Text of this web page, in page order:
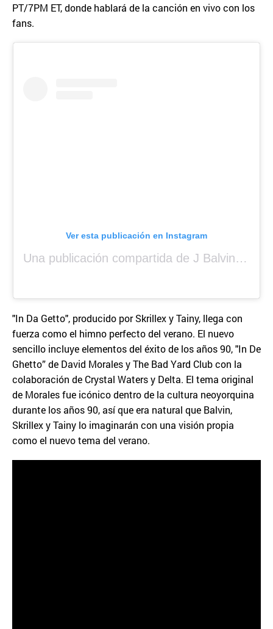
PT/7PM ET, donde hablará de la canción en vivo con los
fans.
Ver esta publicación en Instagram
Una publicación compartida de J Balvin (@jbalvin)
"In Da Getto", producido por Skrillex y Tainy, llega con
fuerza como el himno perfecto del verano. El nuevo
sencillo incluye elementos del éxito de los años 90, "In De
Ghetto” de David Morales y The Bad Yard Club con la
colaboración de Crystal Waters y Delta. El tema original
de Morales fue icónico dentro de la cultura neoyorquina
durante los años 90, así que era natural que Balvin,
Skrillex y Tainy lo imaginarán con una visión propia
como el nuevo tema del verano.